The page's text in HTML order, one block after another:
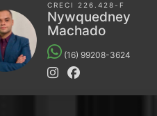
CRECI 226.428-F
Nywquedney
Machado
(16) 99208-3624